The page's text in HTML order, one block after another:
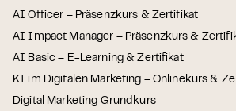
AI Officer – Präsenzkurs & Zertifikat
AI Impact Manager – Präsenzkurs &
AI Basic – E-Learning & Zertifikat
KI im Digitalen Marketing – Onlinekurs &
Digital Marketing Grundkurs